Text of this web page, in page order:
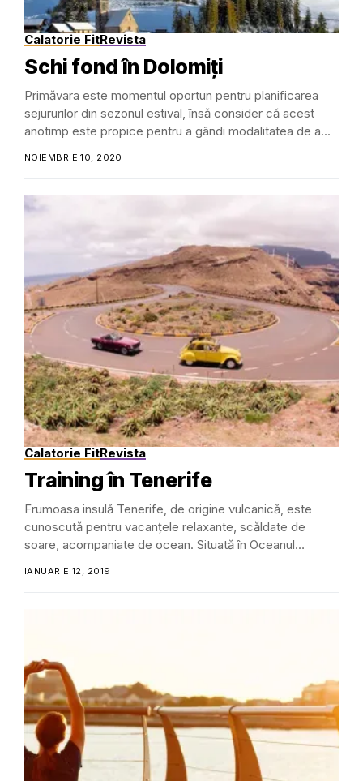
Calatorie FitRevista
Schi fond în Dolomiți
Primăvara este momentul oportun pentru planificarea
sejururilor din sezonul estival, însă consider că acest
anotimp este propice pentru a gândi modalitatea de a...
NOIEMBRIE 10, 2020
Calatorie FitRevista
Training în Tenerife
Frumoasa insulă Tenerife, de origine vulcanică, este
cunoscută pentru vacanțele relaxante, scăldate de
soare, acompaniate de ocean. Situată în Oceanul
IANUARIE 12, 2019